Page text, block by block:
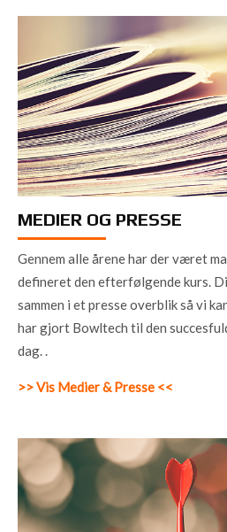
MEDIER OG PRESSE
Gennem alle årene har der været
defineret den efterfølgende kurs.
sammen i et presse overblik så vi
har gjort Bowltech til den
dag. .
>> Vis Medier & Presse <<